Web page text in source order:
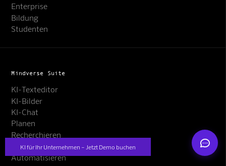
KI für Ihr Unternehmen – Jetzt Demo buchen
Enterprise
Bildung
Studenten
Mindverse Suite
KI-Texteditor
KI-Bilder
KI-Chat
Planen
Recherchieren
Erstellen
Automatisieren